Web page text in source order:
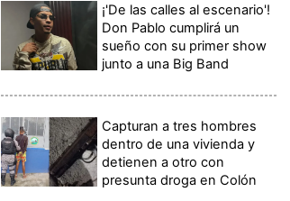
¡'De las calles al escenario'!
Don Pablo cumplirá un
sueño con su primer show
junto a una Big Band
Capturan a tres hombres
dentro de una vivienda y
detienen a otro con
presunta droga en Colón